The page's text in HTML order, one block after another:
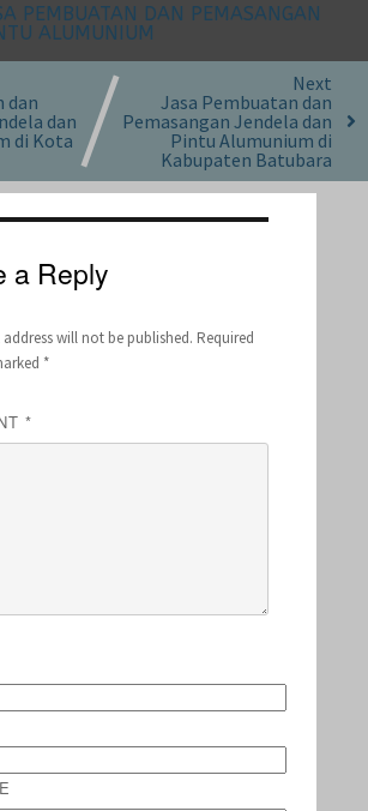
PEMBUATAN DAN PEMASANGAN
ALUMUNIUM
dan
dan
di Kota
Next
Jasa Pembuatan dan
Pemasangan Jendela dan
Pintu Alumunium di
Kabupaten Batubara
a Reply
will not be published. Required
*
*